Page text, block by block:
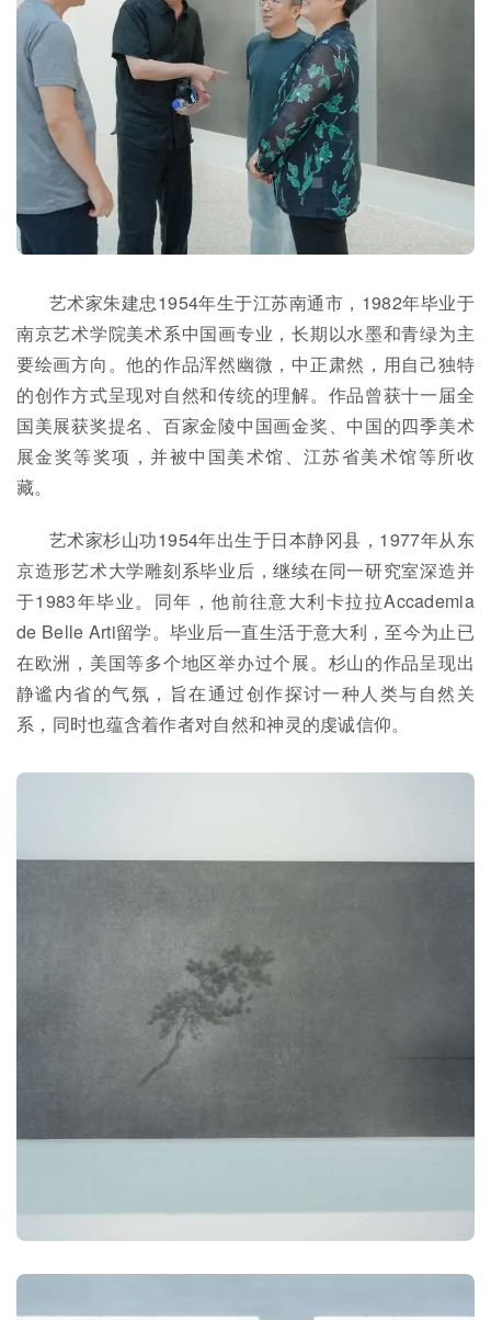
艺术家朱建忠1954年生于江苏南通市，1982年毕业于
南京艺术学院美术系中国画专业，长期以水墨和青绿为主
要绘画方向。他的作品浑然幽微，中正肃然，用自己独特
的创作方式呈现对自然和传统的理解。作品曾获十一届全
国美展获奖提名、百家金陵中国画金奖、中国的四季美术
展金奖等奖项，并被中国美术馆、江苏省美术馆等所收
藏。
艺术家杉山功1954年出生于日本静冈县，1977年从东
京造形艺术大学雕刻系毕业后，继续在同一研究室深造并
于1983年毕业。同年，他前往意大利卡拉拉Accademia
de Belle Arti留学。毕业后一直生活于意大利，至今为止已
在欧洲，美国等多个地区举办过个展。杉山的作品呈现出
静谧内省的气氛，旨在通过创作探讨一种人类与自然关
系，同时也蕴含着作者对自然和神灵的虔诚信仰。